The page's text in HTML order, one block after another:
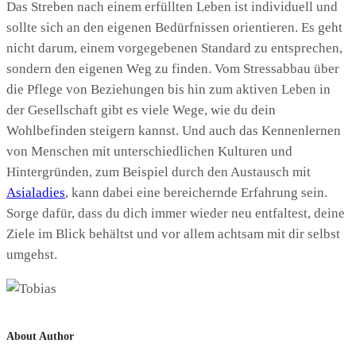
Das Streben nach einem erfüllten Leben ist individuell und
sollte sich an den eigenen Bedürfnissen orientieren. Es geht
nicht darum, einem vorgegebenen Standard zu entsprechen,
sondern den eigenen Weg zu finden. Vom Stressabbau über
die Pflege von Beziehungen bis hin zum aktiven Leben in
der Gesellschaft gibt es viele Wege, wie du dein
Wohlbefinden steigern kannst. Und auch das Kennenlernen
von Menschen mit unterschiedlichen Kulturen und
Hintergründen, zum Beispiel durch den Austausch mit
Asialadies, kann dabei eine bereichernde Erfahrung sein.
Sorge dafür, dass du dich immer wieder neu entfaltest, deine
Ziele im Blick behältst und vor allem achtsam mit dir selbst
umgehst.
About Author